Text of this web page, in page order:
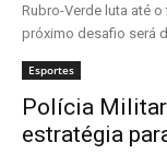
Rubro-Verde luta até
próximo desafio será
Esportes
Polícia
estratégia